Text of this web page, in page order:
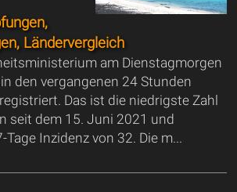
Ländervergleich
am Dienstagmorgen
den vergangenen 24 Stunden
Das ist die niedrigste Zahl
seit dem 15. Juni 2021 und
Inzidenz von 32. Die m...